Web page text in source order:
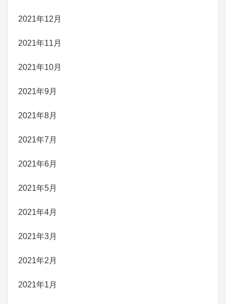
2021年12月
2021年11月
2021年10月
2021年9月
2021年8月
2021年7月
2021年6月
2021年5月
2021年4月
2021年3月
2021年2月
2021年1月